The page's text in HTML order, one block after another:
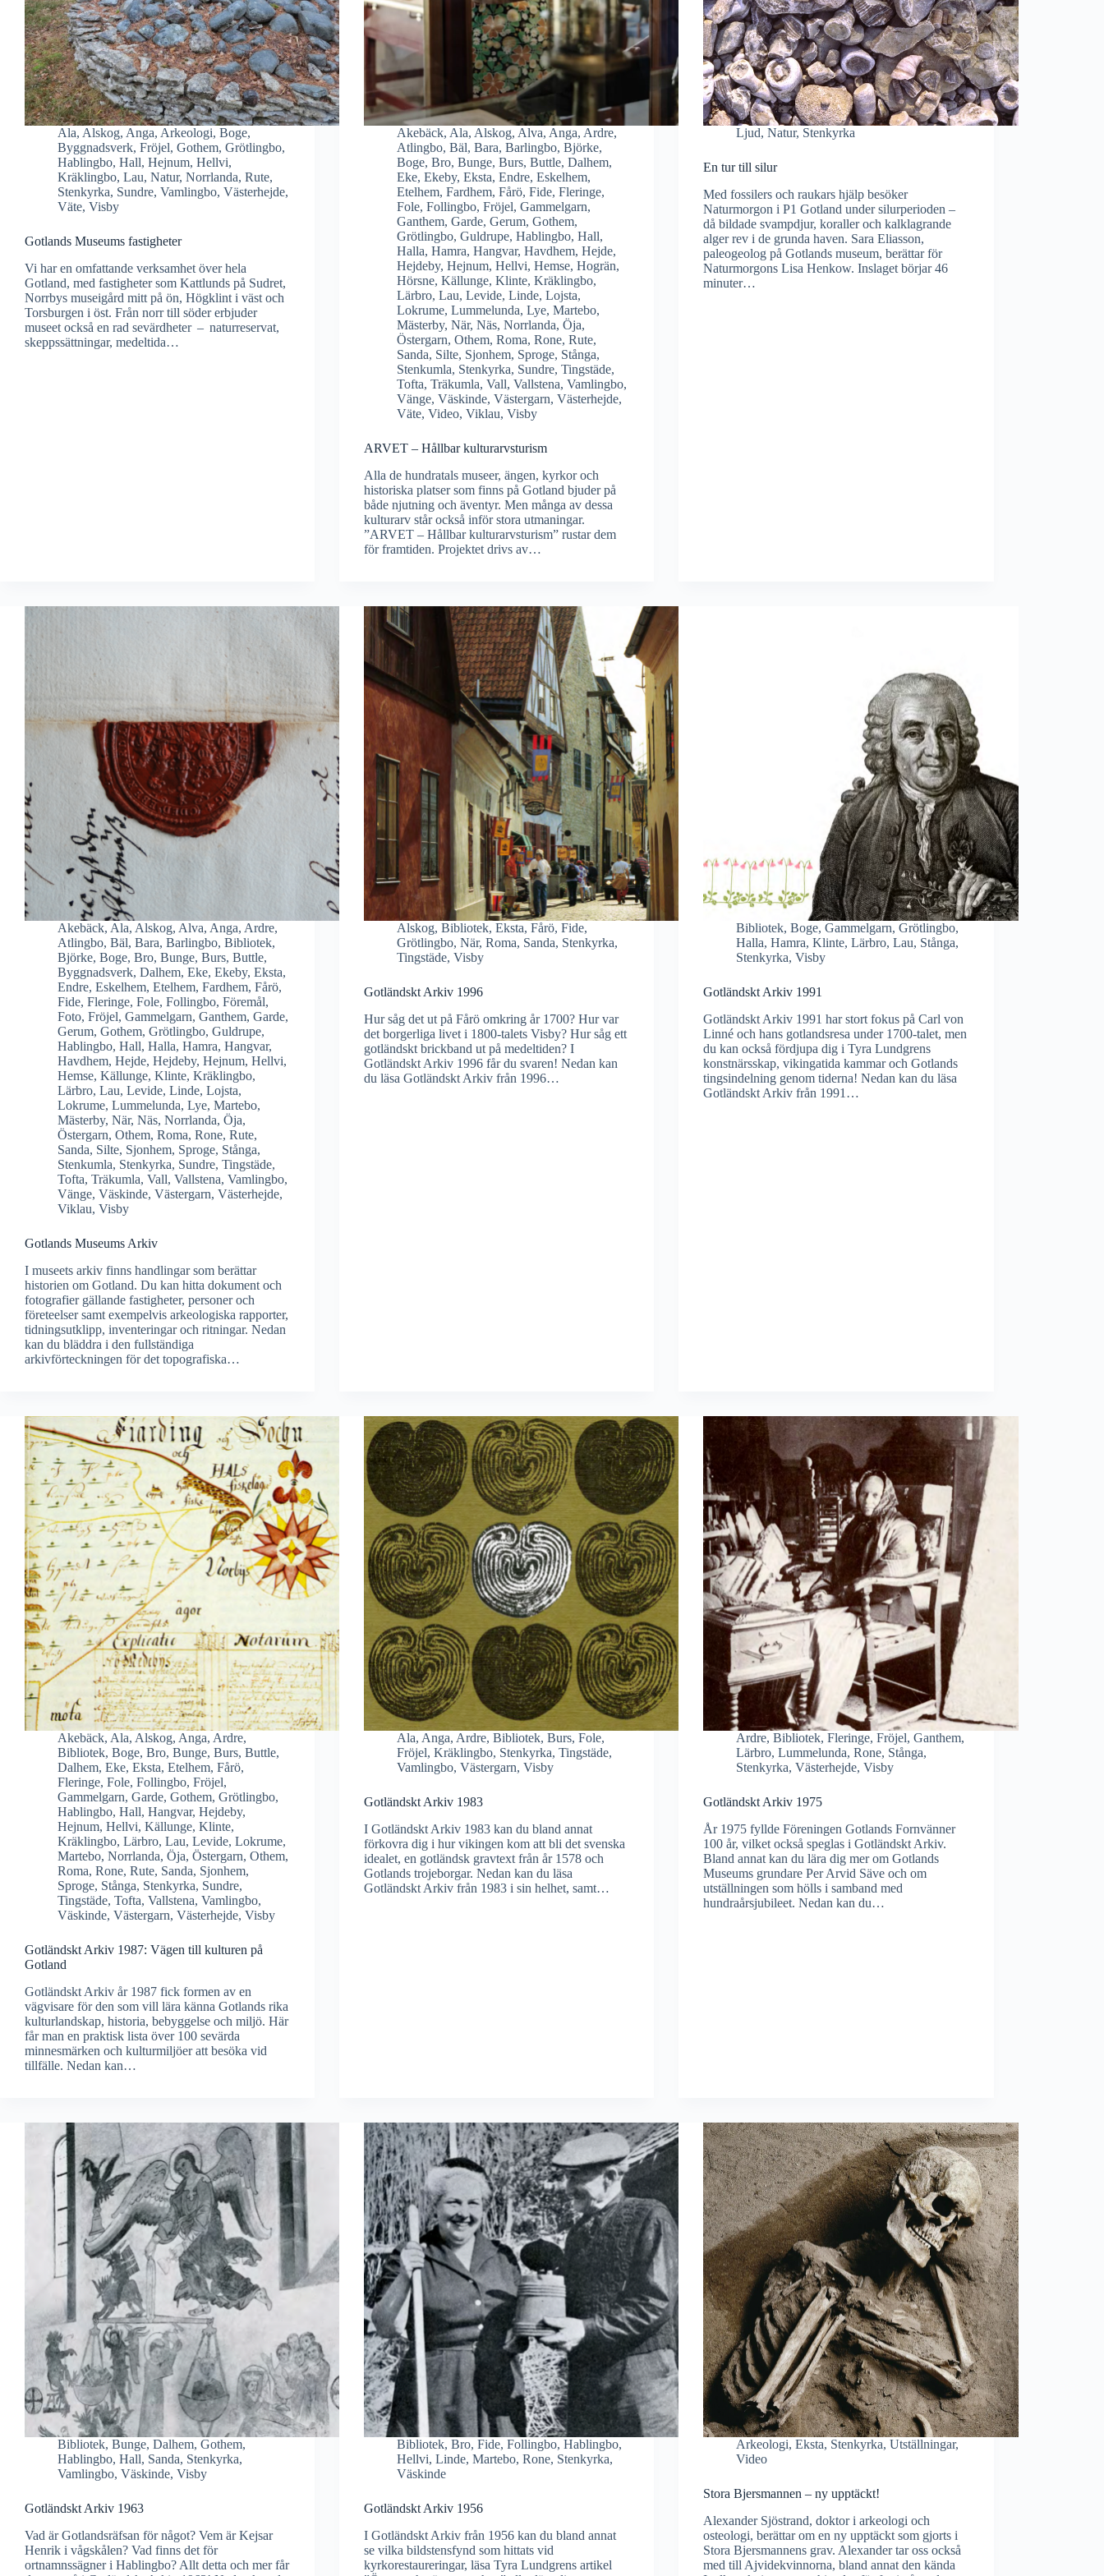
Ala, Alskog, Anga, Arkeologi, Boge,
Byggnadsverk, Fröjel, Gothem, Grötlingbo,
Hablingbo, Hall, Hejnum, Hellvi,
Kräklingbo, Lau, Natur, Norrlanda, Rute,
Stenkyrka, Sundre, Vamlingbo, Västerhejde,
Väte, Visby
Gotlands Museums fastigheter
Vi har en omfattande verksamhet över hela
Gotland, med fastigheter som Kattlunds på Sudret,
Norrbys museigård mitt på ön, Högklint i väst och
Torsburgen i öst. Från norr till söder erbjuder
museet också en rad sevärdheter – naturreservat,
skeppssättningar, medeltida…
Akebäck, Ala, Alskog, Alva, Anga, Ardre,
Atlingbo,Bäl,Bara,Barlingbo,Björke,
Boge,Bro,Bunge,Burs,Buttle,Dalhem,
Eke,Ekeby,Eksta,Endre,Eskelhem,
Etelhem,Fardhem,Fårö,Fide,Fleringe,
Fole,Follingbo,Fröjel,Gammelgarn,
Ganthem,Garde,Gerum,Gothem,
Grötlingbo,Guldrupe,Hablingbo,Hall,
Halla,Hamra,Hangvar,Havdhem,Hejde,
Hejdeby,Hejnum,Hellvi,Hemse,Hogrän,
Hörsne,Källunge,Klinte,Kräklingbo,
Lärbro,Lau,Levide,Linde,Lojsta,
Lokrume,Lummelunda,Lye,Martebo,
Mästerby,När,Näs,Norrlanda,Öja,
Östergarn,Othem,Roma,Rone,Rute,
Sanda, Silte, Sjonhem, Sproge, Stånga,
Stenkumla, Stenkyrka, Sundre,Tingstäde,
Tofta,Träkumla,Vall,Vallstena,Vamlingbo,
Vänge,Väskinde,Västergarn,Västerhejde,
Väte,Video,Viklau,Visby
ARVET – Hållbar kulturarvsturism
Alla de hundratals museer, ängen, kyrkor och
historiska platser som finns på Gotland bjuder på
både njutning och äventyr. Men många av dessa
kulturarv står också inför stora utmaningar.
”ARVET – Hållbar kulturarvsturism” rustar dem
för framtiden. Projektet drivs av…
Ljud,Natur, Stenkyrka
En tur till silur
Med fossilers och raukars hjälp besöker
Naturmorgon i P1 Gotland under silurperioden –
då bildade svampdjur, koraller och kalklagrande
alger rev i de grunda haven. Sara Eliasson,
paleogeolog på Gotlands museum, berättar för
Naturmorgons Lisa Henkow. Inslaget börjar 46
minuter…
Akebäck, Ala, Alskog, Alva, Anga, Ardre,
Atlingbo, Bäl, Bara, Barlingbo, Bibliotek,
Björke, Boge, Bro, Bunge, Burs, Buttle,
Byggnadsverk, Dalhem, Eke, Ekeby, Eksta,
Endre, Eskelhem, Etelhem, Fardhem, Fårö,
Fide, Fleringe, Fole, Follingbo, Föremål,
Foto, Fröjel, Gammelgarn, Ganthem, Garde,
Gerum, Gothem, Grötlingbo, Guldrupe,
Hablingbo, Hall, Halla, Hamra, Hangvar,
Havdhem, Hejde, Hejdeby, Hejnum, Hellvi,
Hemse, Källunge, Klinte, Kräklingbo,
Lärbro, Lau, Levide, Linde, Lojsta,
Lokrume, Lummelunda, Lye, Martebo,
Mästerby, När, Näs, Norrlanda, Öja,
Östergarn, Othem, Roma, Rone, Rute,
Sanda, Silte, Sjonhem, Sproge, Stånga,
Stenkumla, Stenkyrka, Sundre, Tingstäde,
Tofta, Träkumla, Vall, Vallstena, Vamlingbo,
Vänge, Väskinde, Västergarn, Västerhejde,
Viklau, Visby
Gotlands Museums Arkiv
I museets arkiv finns handlingar som berättar
historien om Gotland. Du kan hitta dokument och
fotografier gällande fastigheter, personer och
företeelser samt exempelvis arkeologiska rapporter,
tidningsutklipp, inventeringar och ritningar. Nedan
kan du bläddra i den fullständiga
arkivförteckningen för det topografiska…
Alskog,Bibliotek,Eksta,Fårö,Fide,
Grötlingbo,När,Roma, Sanda, Stenkyrka,
Tingstäde,Visby
Gotländskt Arkiv 1996
Hur såg det ut på Fårö omkring år 1700? Hur var
det borgerliga livet i 1800-talets Visby? Hur såg ett
gotländskt brickband ut på medeltiden? I
Gotländskt Arkiv 1996 får du svaren! Nedan kan
du läsa Gotländskt Arkiv från 1996…
Bibliotek,Boge,Gammelgarn,Grötlingbo,
Halla,Hamra,Klinte,Lärbro,Lau, Stånga,
Stenkyrka,Visby
Gotländskt Arkiv 1991
Gotländskt Arkiv 1991 har stort fokus på Carl von
Linné och hans gotlandsresa under 1700-talet, men
du kan också fördjupa dig i Tyra Lundgrens
konstnärsskap, vikingatida kammar och Gotlands
tingsindelning genom tiderna! Nedan kan du läsa
Gotländskt Arkiv från 1991…
Akebäck, Ala, Alskog, Anga, Ardre,
Bibliotek, Boge, Bro, Bunge, Burs, Buttle,
Dalhem, Eke, Eksta, Etelhem, Fårö,
Fleringe, Fole, Follingbo, Fröjel,
Gammelgarn, Garde, Gothem, Grötlingbo,
Hablingbo, Hall, Hangvar, Hejdeby,
Hejnum, Hellvi, Källunge, Klinte,
Kräklingbo, Lärbro, Lau, Levide, Lokrume,
Martebo, Norrlanda, Öja, Östergarn, Othem,
Roma, Rone, Rute, Sanda, Sjonhem,
Sproge, Stånga, Stenkyrka, Sundre,
Tingstäde, Tofta, Vallstena, Vamlingbo,
Väskinde, Västergarn, Västerhejde, Visby
Gotländskt Arkiv 1987: Vägen till kulturen på
Gotland
Gotländskt Arkiv år 1987 fick formen av en
vägvisare för den som vill lära känna Gotlands rika
kulturlandskap, historia, bebyggelse och miljö. Här
får man en praktisk lista över 100 sevärda
minnesmärken och kulturmiljöer att besöka vid
tillfälle. Nedan kan…
Ala, Anga, Ardre,Bibliotek,Burs,Fole,
Fröjel,Kräklingbo, Stenkyrka,Tingstäde,
Vamlingbo,Västergarn,Visby
Gotländskt Arkiv 1983
I Gotländskt Arkiv 1983 kan du bland annat
förkovra dig i hur vikingen kom att bli det svenska
idealet, en gotländsk gravtext från år 1578 och
Gotlands trojeborgar. Nedan kan du läsa
Gotländskt Arkiv från 1983 i sin helhet, samt…
Ardre,Bibliotek,Fleringe,Fröjel,Ganthem,
Lärbro,Lummelunda,Rone, Stånga,
Stenkyrka,Västerhejde,Visby
Gotländskt Arkiv 1975
År 1975 fyllde Föreningen Gotlands Fornvänner
100 år, vilket också speglas i Gotländskt Arkiv.
Bland annat kan du lära dig mer om Gotlands
Museums grundare Per Arvid Säve och om
utställningen som hölls i samband med
hundraårsjubileet. Nedan kan du…
Bibliotek, Bunge, Dalhem, Gothem,
Hablingbo, Hall, Sanda, Stenkyrka,
Vamlingbo, Väskinde, Visby
Gotländskt Arkiv 1963
Vad är Gotlandsräfsan för något? Vem är Kejsar
Henrik i vågskålen? Vad finns det för
ortnamnssägner i Hablingbo? Allt detta och mer får
Bibliotek,Bro,Fide,Follingbo,Hablingbo,
Hellvi,Linde,Martebo,Rone, Stenkyrka,
Väskinde
Gotländskt Arkiv 1956
I Gotländskt Arkiv från 1956 kan du bland annat
se vilka bildstensfynd som hittats vid
kyrkorestaureringar, läsa Tyra Lundgrens artikel
Arkeologi,Eksta, Stenkyrka,Utställningar,
Video
Stora Bjersmannen – ny upptäckt!
Alexander Sjöstrand, doktor i arkeologi och
osteologi, berättar om en ny upptäckt som gjorts i
Stora Bjersmannens grav. Alexander tar oss också
med till Ajvidekvinnorna, bland annat den kända